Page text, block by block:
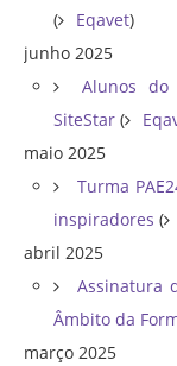
(
Eqavet)
junho 2025
Alunos do
SiteStar (
maio 2025
Turma
inspiradores (
abril 2025
Assinatura
Âmbito da
março 2025